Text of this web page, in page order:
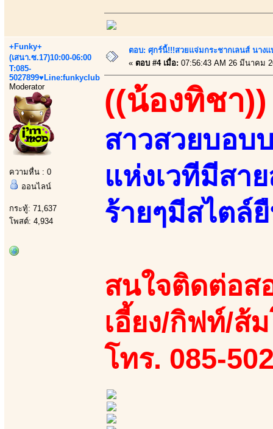
+Funky+
(เสนา.ซ.17)10:00-06:00
T:085-
5027899♥Line:funkyclub
Moderator
ความหื่น : 0
ออนไลน์
กระทู้: 71,637
โพสต์: 4,934
ตอบ: ศุกร์นี้!!!สวยแจ่มกระชากเลนส์ นาง
« ตอบ #4 เมื่อ: 07:56:43 AM 26 มีนาคม
((น้องทิชา))
สาวสวยบอบ
แห่งเวทีมีสา
ร้ายๆมีสไตล์
สนใจติดต่อส
เอี้ยง/กิฟท์/ส้
โทร. 085-